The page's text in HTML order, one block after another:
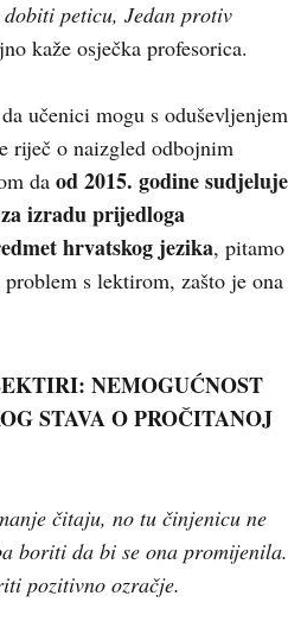
dobiti peticu, Jedan protiv
kaže osječka profesorica.
učenici mogu s oduševljenjem
riječ o naizgled odbojnim
da od 2015. godine sudjeluje
izradu prijedloga
hrvatskog jezika, pitamo
s lektirom, zašto je ona
NEMOGUĆNOST
STAVA O PROČITANOJ
čitaju, no tu činjenicu ne
boriti da bi se ona promijenila.
pozitivno ozračje.